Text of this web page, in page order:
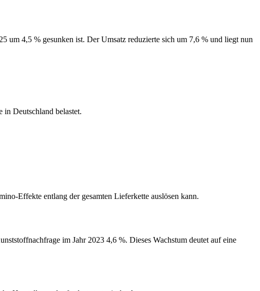
um 4,5 % gesunken ist. Der Umsatz reduzierte sich um 7,6 % und liegt nun
in Deutschland belastet.
Effekte entlang der gesamten Lieferkette auslösen kann.
im Jahr 2023 4,6 %. Dieses Wachstum deutet auf eine